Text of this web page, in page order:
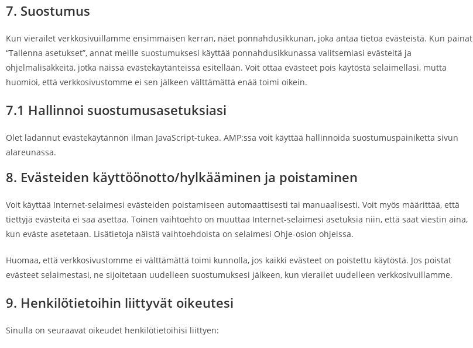
7. Suostumus
Kun vierailet verkkosivuillamme ensimmäisen kerran, näet ponnahdusikkunan, joka antaa tietoa evästeistä. Kun painat
“Tallenna asetukset”, annat meille suostumuksesi käyttää ponnahdusikkunassa valitsemiasi evästeitä ja
ohjelmalisäkkeitä, jotka näissä evästekäytänteissä esitellään. Voit ottaa evästeet pois käytöstä selaimellasi, mutta
huomioi, että verkkosivustomme ei sen jälkeen välttämättä enää toimi oikein.
7.1 Hallinnoi suostumusasetuksiasi
Olet ladannut evästekäytännön ilman JavaScript-tukea. AMP:ssa voit käyttää hallinnoida suostumuspainiketta sivun
alareunassa.
8. Evästeiden käyttöönotto/hylkääminen ja poistaminen
Voit käyttää Internet-selaimesi evästeiden poistamiseen automaattisesti tai manuaalisesti. Voit myös määrittää, että
tiettyjä evästeitä ei saa asettaa. Toinen vaihtoehto on muuttaa Internet-selaimesi asetuksia niin, että saat viestin aina,
kun eväste asetetaan. Lisätietoja näistä vaihtoehdoista on selaimesi Ohje-osion ohjeissa.
Huomaa, että verkkosivustomme ei välttämättä toimi kunnolla, jos kaikki evästeet on poistettu käytöstä. Jos poistat
evästeet selaimestasi, ne sijoitetaan uudelleen suostumuksesi jälkeen, kun vierailet uudelleen verkkosivuillamme.
9. Henkilötietoihin liittyvät oikeutesi
Sinulla on seuraavat oikeudet henkilötietoihisi liittyen: